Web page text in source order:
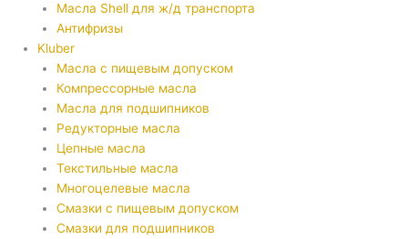
Масла Shell для ж/д транспорта
Антифризы
Kluber
Масла с пищевым допуском
Компрессорные масла
Масла для подшипников
Редукторные масла
Цепные масла
Текстильные масла
Многоцелевые масла
Смазки с пищевым допуском
Смазки для подшипников